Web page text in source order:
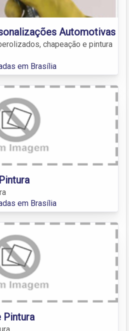
Automotivas
chapeação e pintura
em Brasília
em Brasília
Pintura